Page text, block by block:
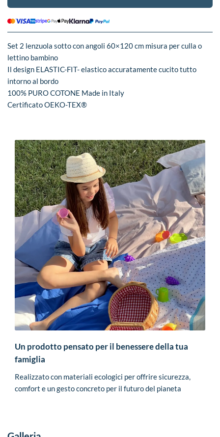
Set 2 lenzuola sotto con angoli 60×120 cm misura per culla o
lettino bambino
Il design ELASTIC-FIT- elastico accuratamente cucito tutto
intorno al bordo
100% PURO COTONE Made in Italy
Certificato OEKO-TEX®
Un prodotto pensato per il benessere della tua
famiglia
Realizzato con materiali ecologici per offrire sicurezza,
comfort e un gesto concreto per il futuro del pianeta